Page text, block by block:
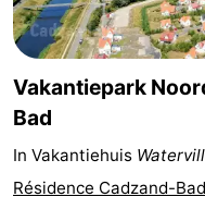
Bad
Zwinhoeve
Last
minutes
Strand
Zien
Vakantiepark
Bad
In Vakantiehuis
Résidence Cadzand-Bad